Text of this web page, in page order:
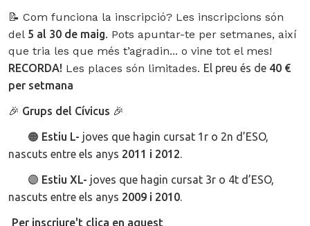
📝 Com funciona la inscripció? Les inscripcions són
del 5 al 30 de maig. Pots apuntar-te per setmanes, així
que tria les que més t’agradin... o vine tot el mes!
RECORDA! Les places són limitades. El preu és de 40 €
per setmana
🎉 Grups del Cívicus 🎉
🟠 Estiu L- joves que hagin cursat 1r o 2n d’ESO,
nascuts entre els anys 2011 i 2012.
🟣 Estiu XL- joves que hagin cursat 3r o 4t d’ESO,
nascuts entre els anys 2009 i 2010.
Per inscriure't clica en aquest